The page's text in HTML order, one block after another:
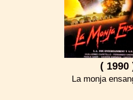
( 1990
La monja